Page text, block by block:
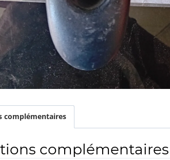
complémentaires
complémentaires